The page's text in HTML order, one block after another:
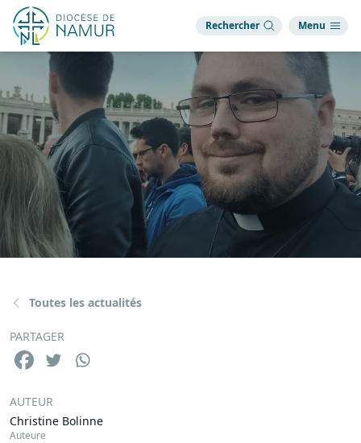
Rechercher Menu
Toutes les actualités
PARTAGER
AUTEUR
Christine Bolinne
Auteure